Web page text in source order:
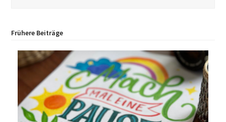
Frühere Beiträge